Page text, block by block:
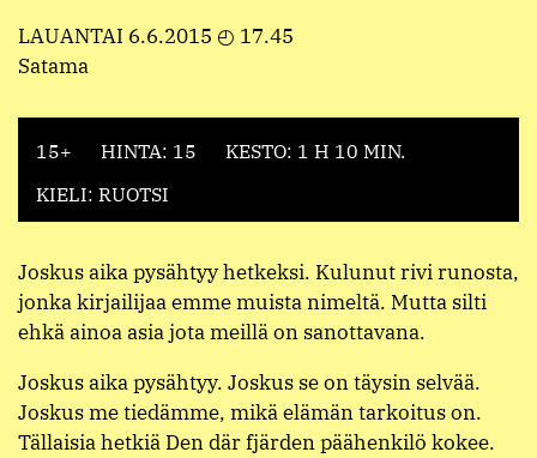
LAUANTAI 6.6.2015 ◴ 17.45
Satama
15+ HINTA: 15
KESTO: 1 H 10 MIN.
KIELI: RUOTSI
Joskus aika pysähtyy hetkeksi. Kulunut rivi runosta,
jonka kirjailijaa emme muista nimeltä. Mutta silti
ehkä ainoa asia jota meillä on sanottavana.
Joskus aika pysähtyy. Joskus se on täysin selvää.
Joskus me tiedämme, mikä elämän tarkoitus on.
Tällaisia hetkiä Den där fjärden päähenkilö kokee.